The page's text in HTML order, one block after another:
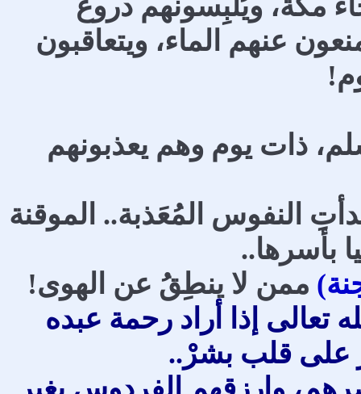
مكة، ويُلْبِسونهم دروعَ
عنهم الماء، ويتعاقبون
ذات يوم وهم يعذبونهم
النفوس المُعَذبة.. الموقنة
بأسرها..
ممن لا ينطِقُ عن الهوى!
تعالى إذا أراد رحمة عبده
على قلب بشرْ..